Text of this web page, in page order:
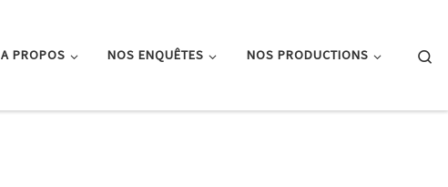
A PROPOS NOS ENQUÊTES NOS PRODUCTIONS